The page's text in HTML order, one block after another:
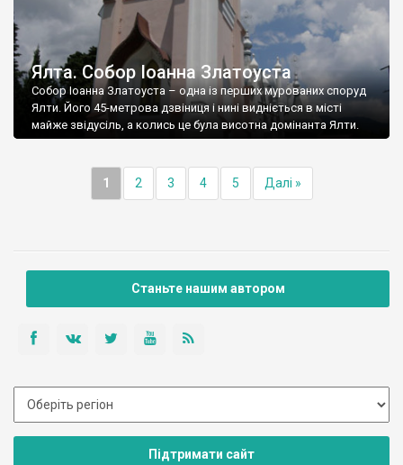
Ялта. Собор Іоанна Златоуста
Собор Іоанна Златоуста – одна із перших мурованих споруд
Ялти. Його 45-метрова дзвіниця і нині видніється в місті
майже звідусіль, а колись це була висотна домінанта Ялти.
1 2 3 4 5 Далі »
Станьте нашим автором
Підтримати сайт